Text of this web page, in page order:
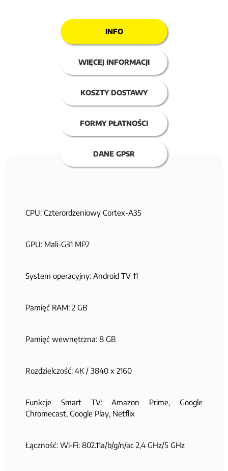
INFO
WIĘCEJ INFORMACJI
KOSZTY DOSTAWY
FORMY PŁATNOŚCI
DANE GPSR
CPU: Czterordzeniowy Cortex-A35
GPU: Mali-G31 MP2
System operacyjny: Android TV 11
Pamięć RAM: 2 GB
Pamięć wewnętrzna: 8 GB
Rozdzielczość: 4K / 3840 x 2160
Funkcje Smart TV: Amazon Prime, Google
Chromecast, Google Play, Netflix
Łączność: Wi-Fi: 802.11a/b/g/n/ac 2,4 GHz/5 GHz